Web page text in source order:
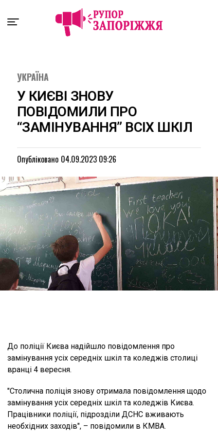
УКРАЇНА
У КИЄВІ ЗНОВУ
ПОВІДОМИЛИ ПРО
“ЗАМІНУВАННЯ” ВСІХ ШКІЛ
Опубліковано 04.09.2023 09:26
До поліції Києва надійшло повідомлення про
замінування усіх середніх шкіл та коледжів столиці
вранці 4 вересня.
"Столична поліція знову отримала повідомлення щодо
замінування усіх середніх шкіл та коледжів Києва.
Працівники поліції, підрозділи ДСНС вживають
необхідних заходів", – повідомили в КМВА.
Exit mobile version